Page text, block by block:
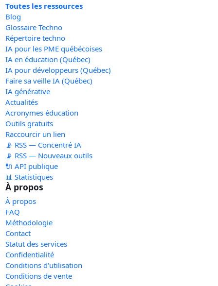
Toutes les ressources
Blog
Glossaire Techno
Répertoire techno
IA pour les PME québécoises
IA en éducation (Québec)
IA pour développeurs (Québec)
Faire sa veille IA (Québec)
IA générative
Actualités
Acronymes éducation
Outils gratuits
Raccourcir un lien
📡 RSS — Concentré IA
📡 RSS — Nouveaux outils
🔌 API publique
📊 Statistiques
À propos
À propos
FAQ
Méthodologie
Contact
Statut des services
Confidentialité
Conditions d'utilisation
Conditions de vente